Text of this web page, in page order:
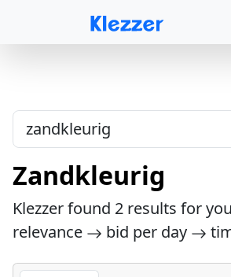
Zandkleurig
Klezzer found 2 results for
relevance
bid per day